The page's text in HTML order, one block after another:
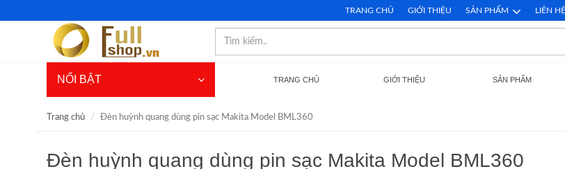
TRANG CHỦ GIỚI THIỆU SẢN PHẨM LIÊN HỆ
NỔI BẬT TRANG CHỦ GIỚI THIỆU SẢN PHẨM
Trang chủ Đèn huỳnh quang dùng pin sạc Makita Model BML360
Đèn huỳnh quang dùng pin sạc Makita Model BML360